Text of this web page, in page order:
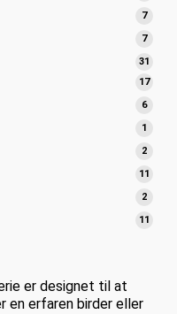
varer
77
varer
77
varer
31
varer
1717
66
1
vare
22
varer
11
22
varer
11
er designet til at
en erfaren birder eller